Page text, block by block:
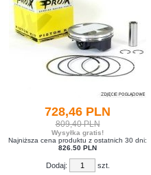
728,46 PLN
809,40 PLN
Wysyłka gratis!
Najniższa cena produktu z ostatnich 30 dni:
826.50 PLN
Dodaj: szt.